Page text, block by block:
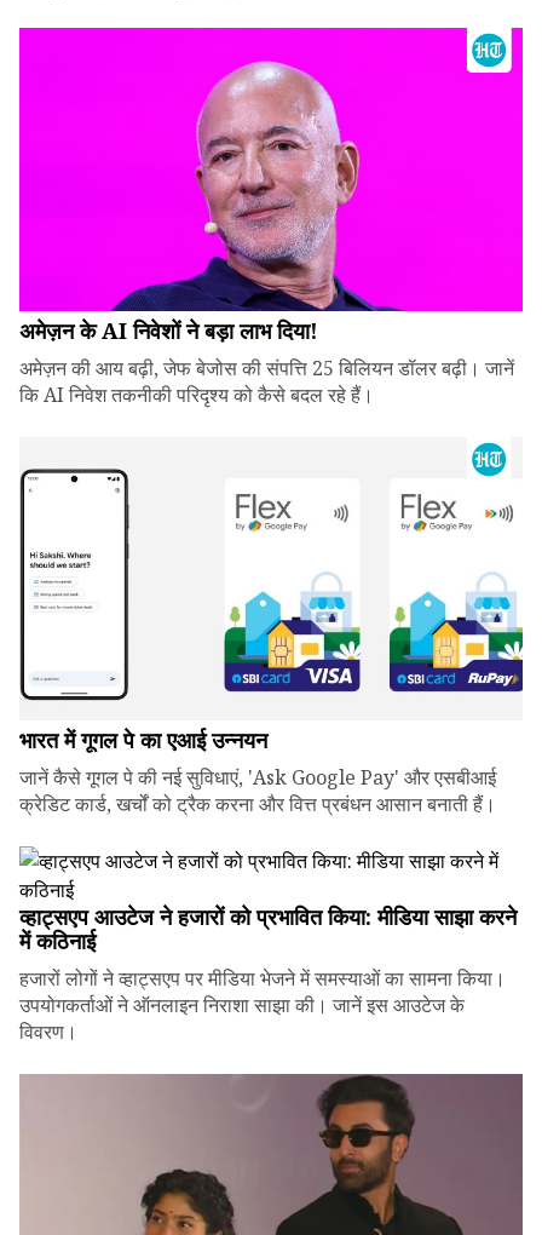
अमेज़न के AI निवेशों ने बड़ा लाभ दिया!
अमेज़न की आय बढ़ी, जेफ बेजोस की संपत्ति 25 बिलियन डॉलर बढ़ी। जानें
कि AI निवेश तकनीकी परिदृश्य को कैसे बदल रहे हैं।
भारत में गूगल पे का एआई उन्नयन
जानें कैसे गूगल पे की नई सुविधाएं, 'Ask Google Pay' और एसबीआई
क्रेडिट कार्ड, खर्चों को ट्रैक करना और वित्त प्रबंधन आसान बनाती हैं।
व्हाट्सएप आउटेज ने हजारों को प्रभावित किया: मीडिया साझा करने
में कठिनाई
हजारों लोगों ने व्हाट्सएप पर मीडिया भेजने में समस्याओं का सामना किया।
उपयोगकर्ताओं ने ऑनलाइन निराशा साझा की। जानें इस आउटेज के
विवरण।